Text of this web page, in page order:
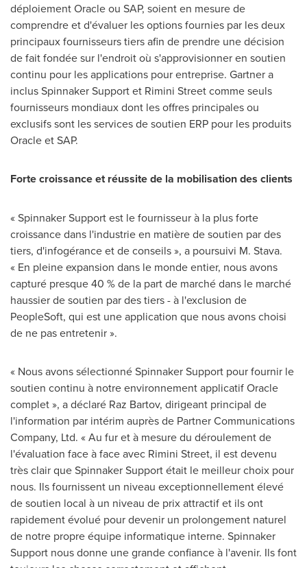
déploiement Oracle ou SAP, soient en mesure de
comprendre et d'évaluer les options fournies par les deux
principaux fournisseurs tiers afin de prendre une décision
de fait fondée sur l'endroit où s'approvisionner en soutien
continu pour les applications pour entreprise. Gartner a
inclus Spinnaker Support et Rimini Street comme seuls
fournisseurs mondiaux dont les offres principales ou
exclusifs sont les services de soutien ERP pour les produits
Oracle et SAP.
Forte croissance et réussite de la mobilisation des clients
« Spinnaker Support est le fournisseur à la plus forte
croissance dans l'industrie en matière de soutien par des
tiers, d'infogérance et de conseils », a poursuivi M. Stava.
« En pleine expansion dans le monde entier, nous avons
capturé presque 40 % de la part de marché dans le marché
haussier de soutien par des tiers - à l'exclusion de
PeopleSoft, qui est une application que nous avons choisi
de ne pas entretenir ».
« Nous avons sélectionné Spinnaker Support pour fournir le
soutien continu à notre environnement applicatif Oracle
complet », a déclaré Raz Bartov, dirigeant principal de
l'information par intérim auprès de Partner Communications
Company, Ltd. « Au fur et à mesure du déroulement de
l'évaluation face à face avec Rimini Street, il est devenu
très clair que Spinnaker Support était le meilleur choix pour
nous. Ils fournissent un niveau exceptionnellement élevé
de soutien local à un niveau de prix attractif et ils ont
rapidement évolué pour devenir un prolongement naturel
de notre propre équipe informatique interne. Spinnaker
Support nous donne une grande confiance à l'avenir. Ils font